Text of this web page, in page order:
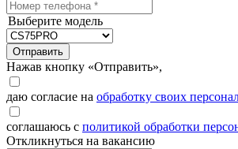
Выберите модель
Отправить
Нажав кнопку «Отправить»,
даю согласие на обработку своих
соглашаюсь с политикой обработки
Откликнуться на вакансию